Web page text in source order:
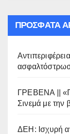
ΠΡΌΣΦΑΤΑ
ΓΡΕΒΕΝΑ ||
Σινεμά με την
ΔΕΗ: Ισχυρή